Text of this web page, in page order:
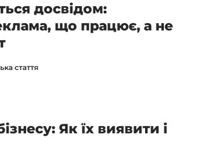
досвідом:
що працює, а не
стаття
Як їх виявити і